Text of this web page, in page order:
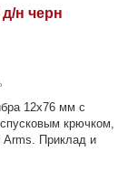
н черн
12х76 мм с
крючком,
Arms. Приклад и